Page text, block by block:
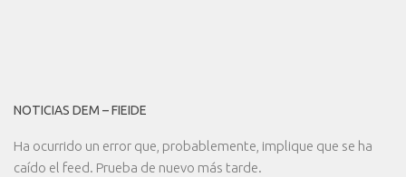
NOTICIAS DEM – FIEIDE
Ha ocurrido un error que, probablemente, implique que se ha
caído el feed. Prueba de nuevo más tarde.